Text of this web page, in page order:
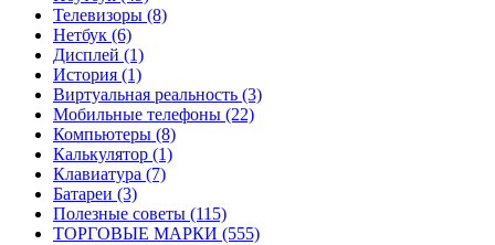
Телевизоры (8)
Нетбук (6)
Дисплей (1)
История (1)
Виртуальная реальность (3)
Мобильные телефоны (22)
Компьютеры (8)
Калькулятор (1)
Клавиатура (7)
Батареи (3)
Полезные советы (115)
ТОРГОВЫЕ МАРКИ (555)